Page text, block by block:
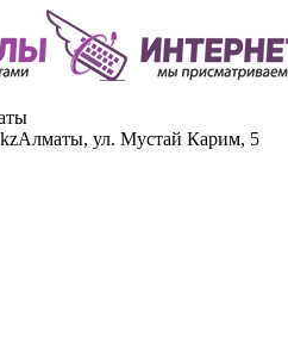
Алматы, ул. Мустай Карим, 5